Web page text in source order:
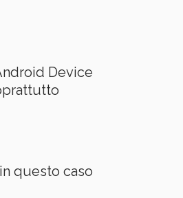
Device
questo caso